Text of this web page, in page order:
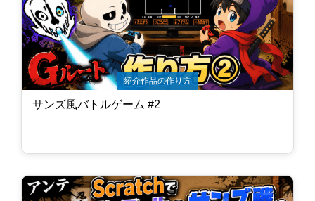
紹介作品の作り方
サンズ風バトルゲーム #2